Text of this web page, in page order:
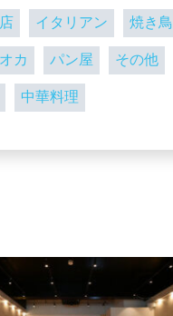
イタリアン 焼き鳥
カ パン屋 その他
中華料理